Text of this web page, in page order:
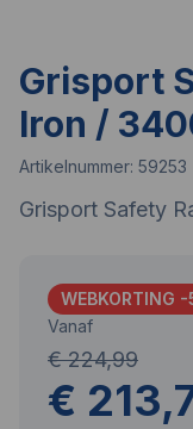
Grisport
Iron /
Artikelnummer: 59253
Grisport Safety
WEBKORTING -
Vanaf
€ 224,99
€